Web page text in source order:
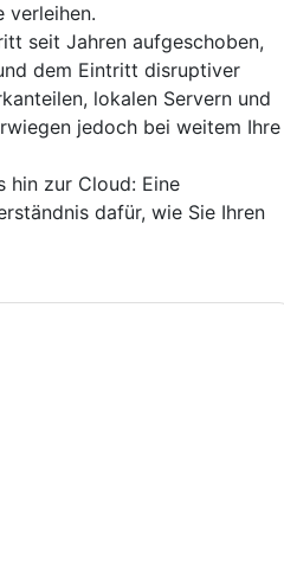
verleihen.
seit Jahren aufgeschoben,
dem Eintritt disruptiver
lokalen Servern und
jedoch bei weitem Ihre
hin zur Cloud: Eine
dafür, wie Sie Ihren